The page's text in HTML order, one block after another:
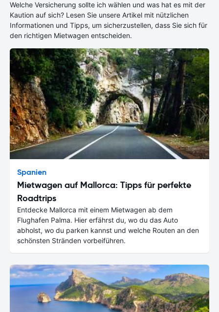
Welche Versicherung sollte ich wählen und was hat es mit der
Kaution auf sich? Lesen Sie unsere Artikel mit nützlichen
Informationen und Tipps, um sicherzustellen, dass Sie sich für
den richtigen Mietwagen entscheiden.
Spanien
Mietwagen auf Mallorca: Tipps für perfekte
Roadtrips
Entdecke Mallorca mit einem Mietwagen ab dem
Flughafen Palma. Hier erfährst du, wo du das Auto
abholst, wo du parken kannst und welche Routen an den
schönsten Stränden vorbeiführen.